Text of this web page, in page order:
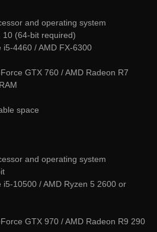
and operating system
10 (64-bit required)
i5-4460 / AMD FX-6300
GTX 760 / AMD Radeon R7
space
and operating system
i5-10500 / AMD Ryzen 5 2600 or
GTX 970 / AMD Radeon R9 290